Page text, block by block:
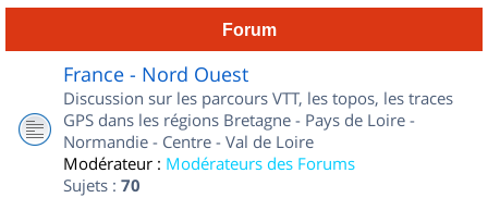
Forum
France - Nord Ouest
Discussion sur les parcours VTT, les topos, les traces
GPS dans les régions Bretagne - Pays de Loire -
Normandie - Centre - Val de Loire
Modérateur : Modérateurs des Forums
Sujets : 70